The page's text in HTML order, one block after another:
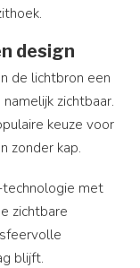
design
de lichtbron een
zichtbaar.
keuze voor
zonder kap.
technologie met
zichtbare
blijft.